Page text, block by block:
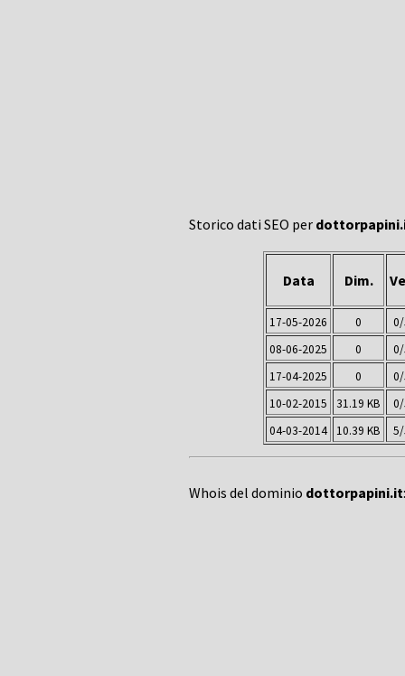
Storico dati SEO per
Data Dim.
17-05-2026 0
08-06-2025
0
17-04-2025
0
10-02-2015
31.19 KB
04-03-2014
10.39 KB
Whois del dominio dottorpapini.it: